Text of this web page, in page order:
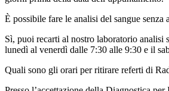
È possibile fare le analisi del sangue senza
Sì, puoi recarti al nostro laboratorio analisi
lunedì al venerdì dalle 7:30 alle 9:30 e il
Quali sono gli orari per ritirare referti di